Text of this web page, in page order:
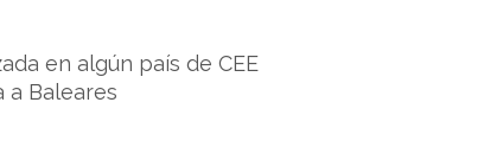
en algún país de CEE
a Baleares